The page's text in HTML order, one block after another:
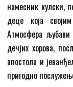
намесник кулски,
деце која
Атмосфера
дечјих хорова,
апостола и
пригодно